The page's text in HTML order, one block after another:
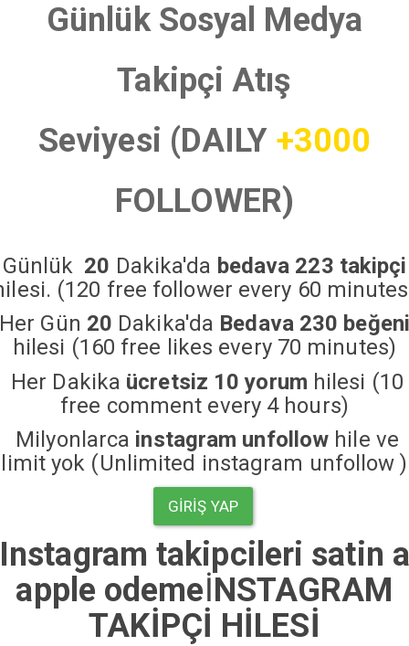
Günlük Sosyal Medya
Takipçi Atış
Seviyesi (DAILY +3000
FOLLOWER)
Günlük 20 Dakika'da bedava 223 takipçi
(120 free follower every 60
Her Gün 20 Dakika'da Bedava 230 beğeni
hilesi (160 free likes every 70 minutes)
Her Dakika ücretsiz 10 yorum hilesi (10
free comment every 4 hours)
Milyonlarca instagram unfollow hile ve
limit yok (Unlimited instagram unfollow )
GIRIŞ YAP
Instagram takipcileri satin
apple odemeİNSTAGRAM
TAKİPÇİ HİLESİ